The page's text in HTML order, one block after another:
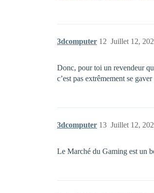
3dcomputer Juillet 12,
12
Donc, pour toi un revendeur
c’est pas extrêmement se
3dcomputer Juillet 12,
13
Le Marché du Gaming est un